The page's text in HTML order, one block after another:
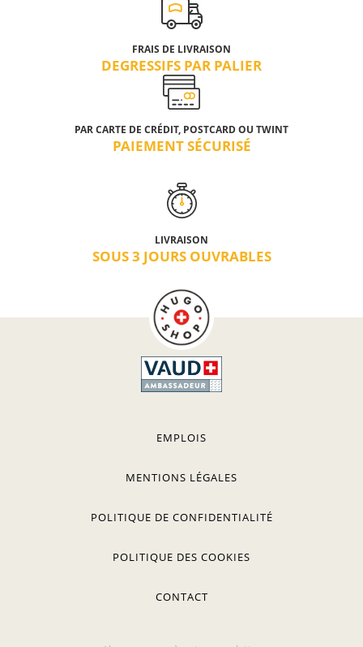
FRAIS DE LIVRAISON
DEGRESSIFS PAR PALIER
PAR CARTE DE CRÉDIT, POSTCARD OU TWINT
PAIEMENT SÉCURISÉ
LIVRAISON
SOUS 3 JOURS OUVRABLES
EMPLOIS
MENTIONS LÉGALES
POLITIQUE DE CONFIDENTIALITÉ
POLITIQUE DES COOKIES
CONTACT